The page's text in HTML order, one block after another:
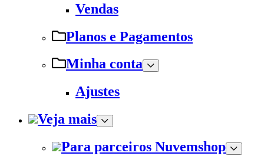
Vendas
Planos e Pagamentos
Minha conta
Ajustes
Veja mais
Para parceiros Nuvemshop